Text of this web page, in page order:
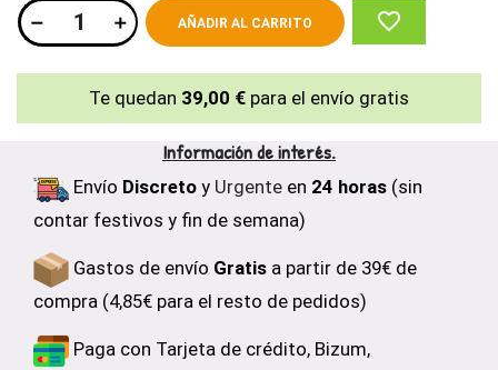
AÑADIR AL CARRITO favorite_border
Te quedan 39,00 € para el envío gratis
Información de interés.
Envío Discreto y Urgente en 24 horas (sin
contar festivos y fin de semana)
Gastos de envío Gratis a partir de 39€ de
compra (4,85€ para el resto de pedidos)
Paga con Tarjeta de crédito, Bizum,